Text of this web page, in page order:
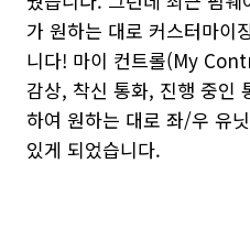
가 원하는 대로 커스터마이
니다! 마이 컨트롤(My
감상, 착신 통화, 진행 중인
하여 원하는 대로 좌/우 유
있게 되었습니다.